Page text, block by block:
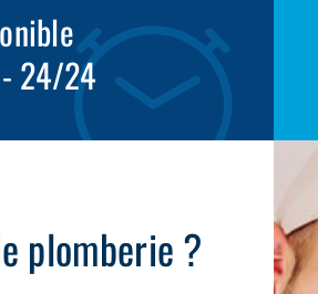
24/24
plomberie ?